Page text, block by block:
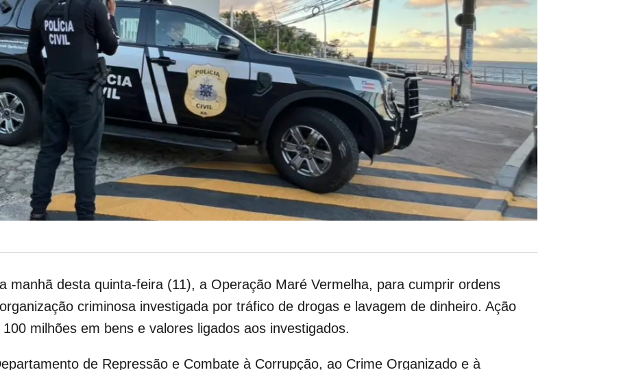
manhã desta quinta-feira (11), a Operação Maré Vermelha, para cumprir ordens
criminosa investigada por tráfico de drogas e lavagem de dinheiro. Ação
milhões em bens e valores ligados aos investigados.
de Repressão e Combate à Corrupção, ao Crime Organizado e à